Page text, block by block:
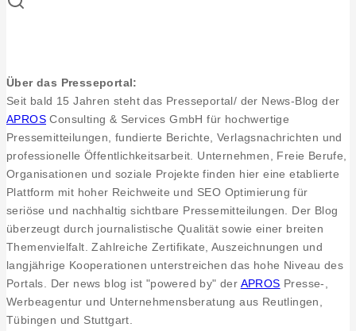
Über das Presseportal:
Seit bald 15 Jahren steht das Presseportal/ der News-Blog der
APROS Consulting & Services GmbH für hochwertige
Pressemitteilungen, fundierte Berichte, Verlagsnachrichten und
professionelle Öffentlichkeitsarbeit. Unternehmen, Freie Berufe,
Organisationen und soziale Projekte finden hier eine etablierte
Plattform mit hoher Reichweite und SEO Optimierung für
seriöse und nachhaltig sichtbare Pressemitteilungen. Der Blog
überzeugt durch journalistische Qualität sowie einer breiten
Themenvielfalt. Zahlreiche Zertifikate, Auszeichnungen und
langjährige Kooperationen unterstreichen das hohe Niveau des
Portals. Der news blog ist "powered by" der APROS Presse-,
Werbeagentur und Unternehmensberatung aus Reutlingen,
Tübingen und Stuttgart.